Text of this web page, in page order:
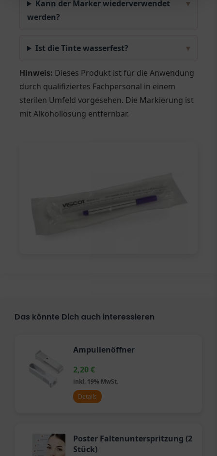
▾
Kann der Marker wiederverwendet
werden?
▾
Ist die Tinte wasserfest?
Hinweis: Dieses Produkt ist für die Anwendung
durch qualifiziertes Fachpersonal in einem
sterilen Umfeld vorgesehen. Die Markierung ist
mit Alkohollösung entfernbar.
Das könnte Dich auch interessieren
Ampullenöffner
2,20€
inkl. 19% MwSt.
Details
Poster Faltenunterspritzung (2
Stück)